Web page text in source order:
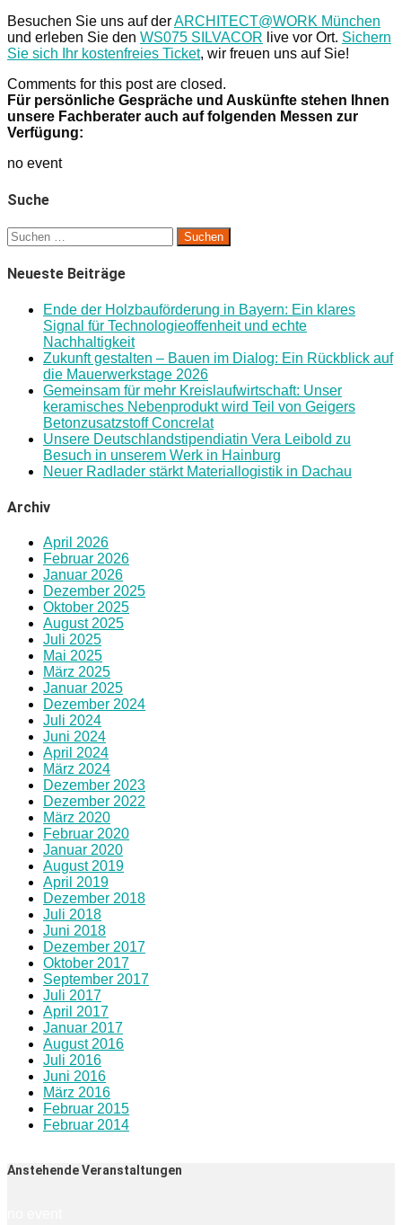
Besuchen Sie uns auf derARCHITECT@WORK München
und erleben Sie den WS075 SILVACOR live vor Ort. Sichern
Sie sich Ihr kostenfreies Ticket, wir freuen uns auf Sie!
Comments for this post are closed.
Für persönliche Gespräche und Auskünfte stehen Ihnen
unsere Fachberater auch auf folgenden Messen zur
Verfügung:
no event
Suche
Suchen
nach:
Neueste Beiträge
Ende der Holzbauförderung in Bayern: Ein klares
Signal für Technologieoffenheit und echte
Nachhaltigkeit
Zukunft gestalten – Bauen im Dialog: Ein Rückblick auf
die Mauerwerkstage 2026
Gemeinsam für mehr Kreislaufwirtschaft: Unser
keramisches Nebenprodukt wird Teil von Geigers
Betonzusatzstoff Concrelat
Unsere Deutschlandstipendiatin Vera Leibold zu
Besuch in unserem Werk in Hainburg
Neuer Radlader stärkt Materiallogistik in Dachau
Archiv
April 2026
Februar 2026
Januar 2026
Dezember 2025
Oktober 2025
August 2025
Juli 2025
Mai 2025
März 2025
Januar 2025
Dezember 2024
Juli 2024
Juni 2024
April 2024
März 2024
Dezember 2023
Dezember 2022
März 2020
Februar 2020
Januar 2020
August 2019
April 2019
Dezember 2018
Juli 2018
Juni 2018
Dezember 2017
Oktober 2017
September 2017
Juli 2017
April 2017
Januar 2017
August 2016
Juli 2016
Juni 2016
März 2016
Februar 2015
Februar 2014
Anstehende Veranstaltungen